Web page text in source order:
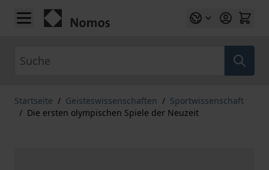
Zum Inhalt springen
Startseite / Geisteswissenschaften / Sportwissenschaft
/ Die ersten olympischen Spiele der Neuzeit